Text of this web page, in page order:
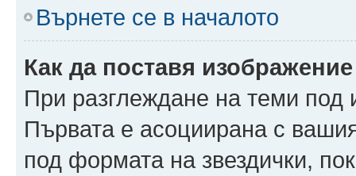
Върнете се в началото
Как да поставя
При разглеждане на теми под
Първата е асоциирана с
под формата на звездички,